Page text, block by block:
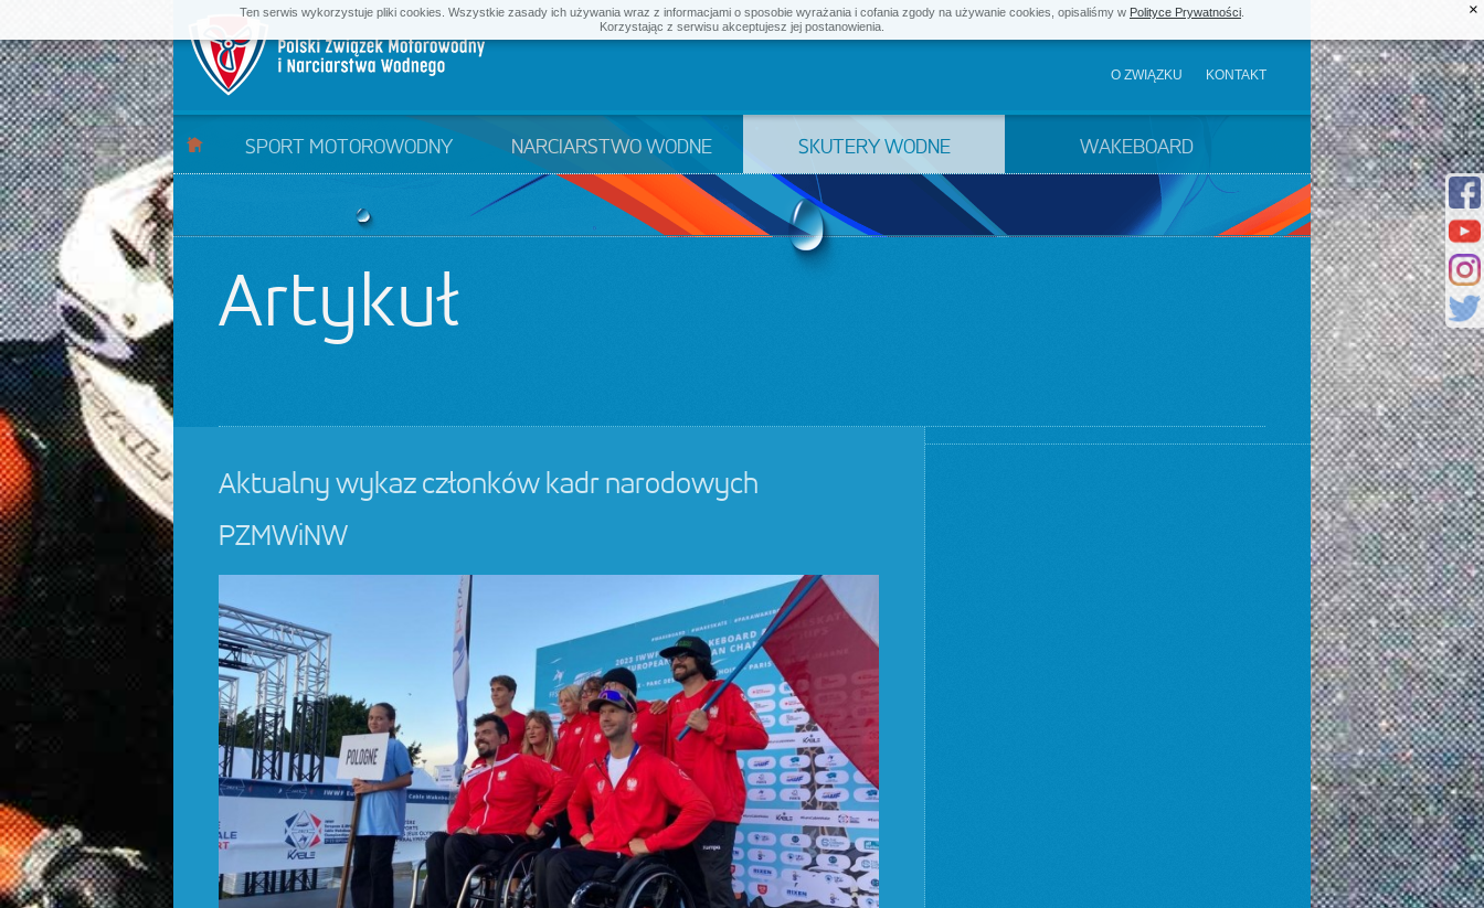
O ZWIĄZKU KONTAKT
SPORT MOTOROWODNY NARCIARSTWO WODNE SKUTERY WODNE WAKEBOARD
Artykuł
Aktualny wykaz członków kadr narodowych
PZMWiNW
Ten serwis wykorzystuje pliki cookies. Wszystkie zasady ich używania wraz z informacjami o sposobie wyrażania i cofania zgody na używanie cookies, opisaliśmy w Polityce Prywatności
Korzystając z serwisu akceptujesz jej postanowienia.
×